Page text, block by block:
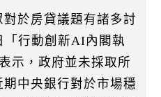
於房貸議題有諸多討
「行動創新AI內閣執
示，政府並未採取所
中央銀行對於市場穩